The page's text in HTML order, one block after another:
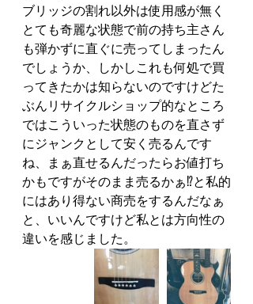
ブリッジの割れ以外は使用感が無く
とても奇麗な状態で前の持ち主さん
も弾かずに直ぐに売ってしまったん
でしょうか、しかしこれも何処で買
ってきたかは知らないのですけどた
ぶんリサイクルショップ的なところ
ではこういった状態のものを直さず
にジャンクとして安く売るんです
ね、まぁ直せるんだったらお値打ち
かもですがそのまま売るかぁ⁉と私的
にはあり得ない商売をするんだなぁ
と、いいんですけど私とは方向性の
違いを感じました。